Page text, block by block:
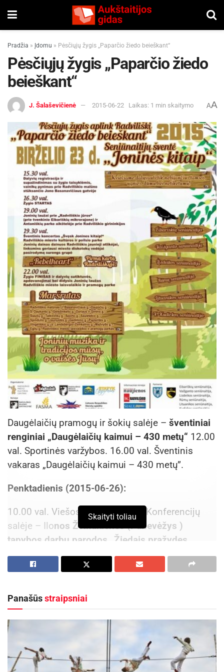
Pradžia » Įdomu » Pėsčiųjų žygis „Paparčio žiedo beieškant“
Pėsčiųjų žygis „Paparčio žiedo
beieškant“
J. Šalaševičienė 2015-06-22 Laikas: 1 min skaitymo AA
Daugėlaičių pramogų ir šokių salėje – šventiniai
renginiai „Daugėlaičių kaimui – 430 metų“ 12.00
val. Sportinės varžybos. 16.00 val. Šventinis
vakaras „Daugėlaičių kaimui – 430 metų”.
Penktadienis (2015-06-26):
10.00 val. Viešosios bibliotekos Konferencijų
salėje – Ilonos Žvinakienės (Panevėžys )
tapybos darbų parodos „Žiedais pražydęs
ilgesys“ atidarymas.
10-metis.
Kauno rajone, Čekiškėje vyks 2028 metų Europos
ir pasaulio greičio automodelių čempionatas
2026-08-07
Skaityti toliau
Panašūsstraipsniai